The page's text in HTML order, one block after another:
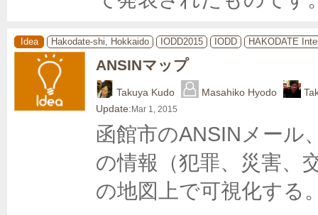
Idea Hakodate-shi, Hokkaido IODD2015 IODD HAKODATE
ANSINマップ
Takuya Kudo Masahiko Hyodo
Update: Mar 1, 2015
函館市のANSINメール
の情報（犯罪、災害、
の地図上で可視化する